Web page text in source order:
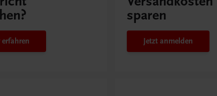
erfahren
sparen
Jetzt anmelden